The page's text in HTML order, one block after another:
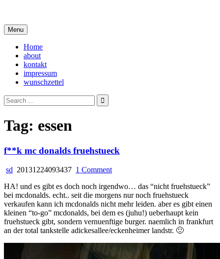
content
Menu
Home
about
kontakt
impressum
wunschzettel
Search
for:
Tag: essen
f**k mc donalds fruehstueck
sd 20131224093437 1 Commenton
mc
donalds
fruehstueck
HA! und es gibt es doch noch irgendwo… das “nicht fruehstueck”
bei mcdonalds. echt.. seit die morgens nur noch fruehstueck
verkaufen kann ich mcdonalds nicht mehr leiden. aber es gibt einen
kleinen “to-go” mcdonalds, bei dem es (juhu!) ueberhaupt kein
fruehstueck gibt, sondern vernuenftige burger. naemlich in frankfurt
an der total tankstelle adickesallee/eckenheimer landstr. 🙂